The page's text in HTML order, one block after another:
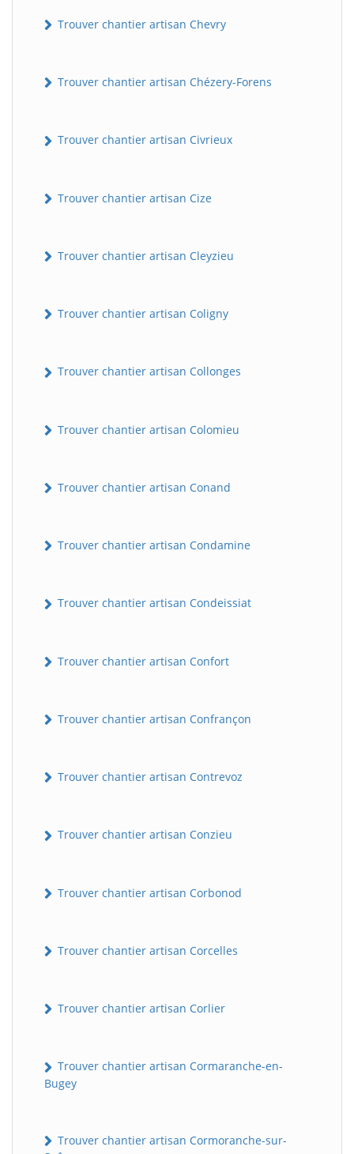
Trouver chantier artisan Chevry
Trouver chantier artisan Chézery-Forens
Trouver chantier artisan Civrieux
Trouver chantier artisan Cize
Trouver chantier artisan Cleyzieu
Trouver chantier artisan Coligny
Trouver chantier artisan Collonges
Trouver chantier artisan Colomieu
Trouver chantier artisan Conand
Trouver chantier artisan Condamine
Trouver chantier artisan Condeissiat
Trouver chantier artisan Confort
Trouver chantier artisan Confrançon
Trouver chantier artisan Contrevoz
Trouver chantier artisan Conzieu
Trouver chantier artisan Corbonod
Trouver chantier artisan Corcelles
Trouver chantier artisan Corlier
Trouver chantier artisan Cormaranche-en-
Bugey
Trouver chantier artisan Cormoranche-sur-
Assistant en ligne
BatiWebPro